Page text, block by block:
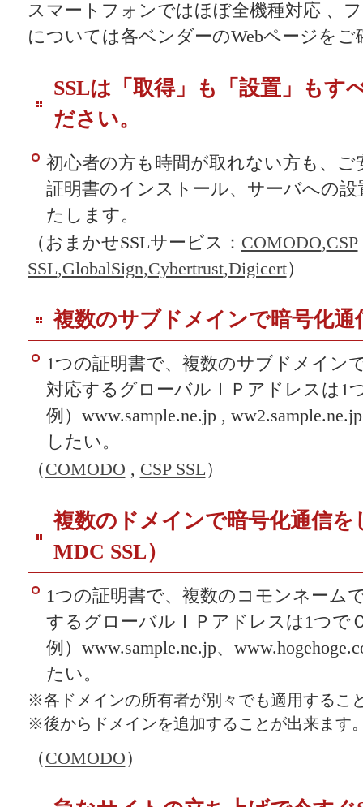
スマートフォンではほぼ全機種対応 、
については各ベンダーのWebページをご
SSLは「取得」も「設置」もす
ださい。
初心者の方も時間が取れない方も、ご
証明書のインストール、サーバへの設
たします。
（おまかせSSLサービス： COMODO,CSP
SSL,GlobalSign,Cybertrust,Digicert）
複数のサブドメインで暗号化通
1つの証明書で、複数のサブドメイン
対応するグローバルＩＰアドレスは1
例）www.sample.ne.jp ,
したい。
（COMODO , CSP SSL）
複数のドメインで暗号化通信
MDC SSL）
1つの証明書で、複数のコモンネーム
するグローバルＩＰアドレスは1つで
例）www.sample.ne.jp、
たい。
※各ドメインの所有者が別々でも適用するこ
※後からドメインを追加することが出来ます
（COMODO）